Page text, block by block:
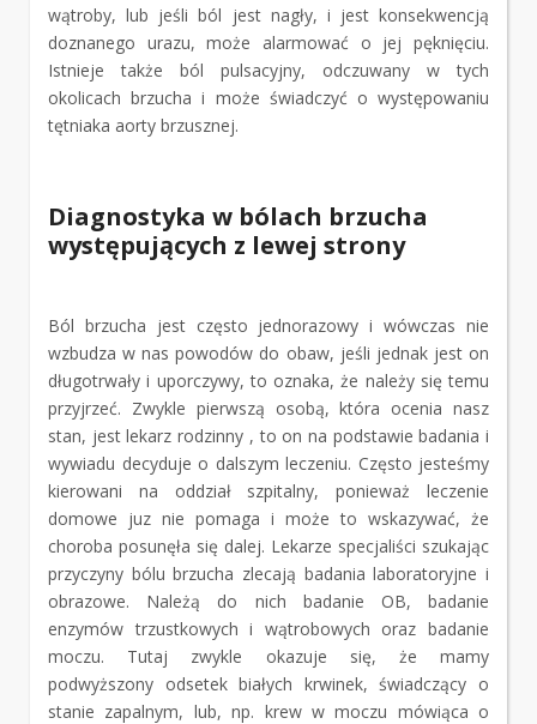
wątroby, lub jeśli ból jest nagły, i jest konsekwencją
doznanego urazu, może alarmować o jej pęknięciu.
Istnieje także ból pulsacyjny, odczuwany w tych
okolicach brzucha i może świadczyć o występowaniu
tętniaka aorty brzusznej.
Diagnostyka w bólach brzucha
występujących z lewej strony
Ból brzucha jest często jednorazowy i wówczas nie
wzbudza w nas powodów do obaw, jeśli jednak jest on
długotrwały i uporczywy, to oznaka, że należy się temu
przyjrzeć. Zwykle pierwszą osobą, która ocenia nasz
stan, jest lekarz rodzinny , to on na podstawie badania i
wywiadu decyduje o dalszym leczeniu. Często jesteśmy
kierowani na oddział szpitalny, ponieważ leczenie
domowe juz nie pomaga i może to wskazywać, że
choroba posunęła się dalej. Lekarze specjaliści szukając
przyczyny bólu brzucha zlecają badania laboratoryjne i
obrazowe. Należą do nich badanie OB, badanie
enzymów trzustkowych i wątrobowych oraz badanie
moczu. Tutaj zwykle okazuje się, że mamy
podwyższony odsetek białych krwinek, świadczący o
stanie zapalnym, lub, np. krew w moczu mówiąca o